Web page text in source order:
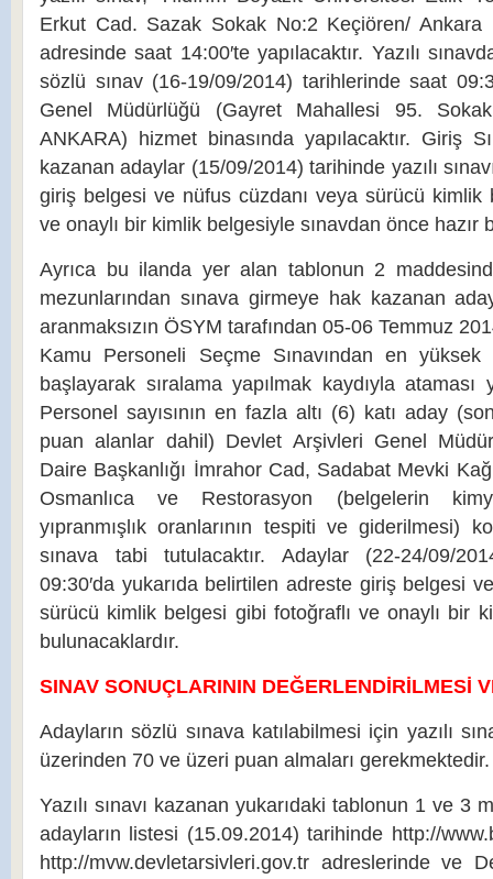
Erkut Cad. Sazak Sokak No:2 Keçiören/ Ankara
adresinde saat 14:00′te yapılacaktır. Yazılı
sözlü sınav (16-19/09/2014) tarihlerinde saat
Genel Müdürlüğü (Gayret Mahallesi 95.
ANKARA) hizmet binasında yapılacaktır. Giriş
kazanan adaylar (15/09/2014) tarihinde yazılı
giriş belgesi ve nüfus cüzdanı veya sürücü kimlik
ve onaylı bir kimlik belgesiyle sınavdan önce hazır
Ayrıca bu ilanda yer alan tablonun 2
mezunlarından sınava girmeye hak kazanan
aranmaksızın ÖSYM tarafından 05-06 Temmuz
Kamu Personeli Seçme Sınavından en
başlayarak sıralama yapılmak kaydıyla ataması
Personel sayısının en fazla altı (6) katı aday
puan alanlar dahil) Devlet Arşivleri Genel
Daire Başkanlığı İmrahor Cad, Sadabat Mevki
Osmanlıca ve Restorasyon (belgelerin
yıpranmışlık oranlarının tespiti ve giderilmesi)
sınava tabi tutulacaktır. Adaylar (22-24/09/
09:30′da yukarıda belirtilen adreste giriş belgesi
sürücü kimlik belgesi gibi fotoğraflı ve onaylı bir
bulunacaklardır.
SINAV SONUÇLARININ DEĞERLENDİRİLMESİ
Adayların sözlü sınava katılabilmesi için yazılı
üzerinden 70 ve üzeri puan almaları gerekmektedir.
Yazılı sınavı kazanan yukarıdaki tablonun 1 ve 3
adayların listesi (15.09.2014) tarihinde http://
http://mvw.devletarsivleri.gov.tr adreslerinde ve